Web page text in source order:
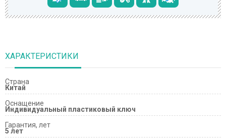
ХАРАКТЕРИСТИКИ
Страна
Китай
Оснащение
Индивидуальный пластиковый ключ
Гарантия, лет
5 лет